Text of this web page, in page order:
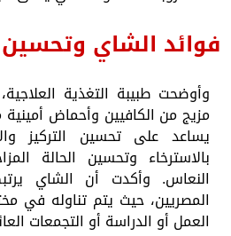
فوائد الشاي وتحسين
وأوضحت طبيبة التغذية
مزيج من الكافيين وأحماض أمينية
يساعد على تحسين التركيز
بالاسترخاء وتحسين الحالة
النعاس. وأكدت أن الشاي
المصريين، حيث يتم تناوله في
العمل أو الدراسة أو التجمعات